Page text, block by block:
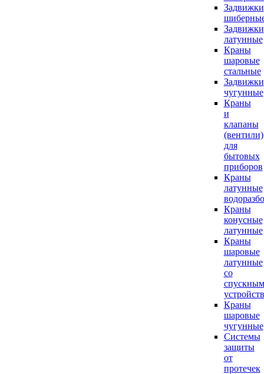
Задвижки
Задвижки
латунные
Краны
шаровые
стальные
Задвижки
чугунные
Краны
и
клапаны
(вентили)
для
бытовых
приборов
Краны
латунные
Краны
конусные
латунные
Краны
шаровые
латунные
со
спускным
Краны
шаровые
чугунные
Системы
защиты
от
протечек